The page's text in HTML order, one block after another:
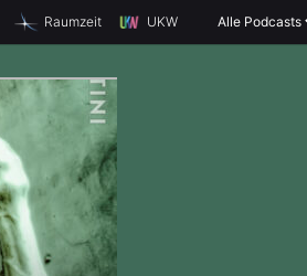
Raumzeit UKW Alle Podcasts